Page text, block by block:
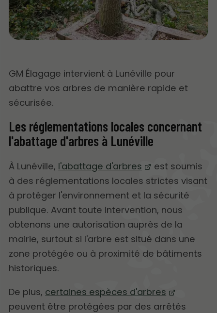
GM Élagage intervient à Lunéville pour
abattre vos arbres de manière rapide et
sécurisée.
Les réglementations locales concernant
l'abattage d'arbres à Lunéville
À Lunéville, l'abattage d'arbres
est soumis
à des réglementations locales strictes visant
à protéger l'environnement et la sécurité
publique. Avant toute intervention, nous
obtenons une autorisation auprès de la
mairie, surtout si l'arbre est situé dans une
zone protégée ou à proximité de bâtiments
historiques.
De plus, certaines espèces d'arbres
peuvent être protégées par des arrêtés